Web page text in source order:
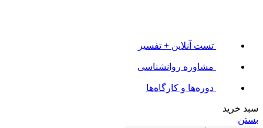
تست آنلاین + تفسیر
مشاوره روانشناسی
دوره‌ها و کارگاه‌ها
سبد خرید
بستن